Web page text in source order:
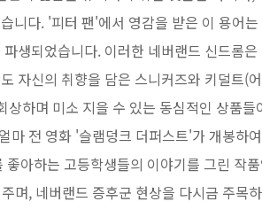
니다. '피터 팬'에서 영감을 받은 이 용어
생되었습니다. 이러한 네버랜드 신드롬은
자신의 취향을 담은 스니커즈와 키덜트(
하며 미소 지을 수 있는 동심적인 상품들
마 전 영화 '슬램덩크 더퍼스트'가 개봉하여
아하는 고등학생들의 이야기를 그린 작
며, 네버랜드 증후군 현상을 다시금 주목